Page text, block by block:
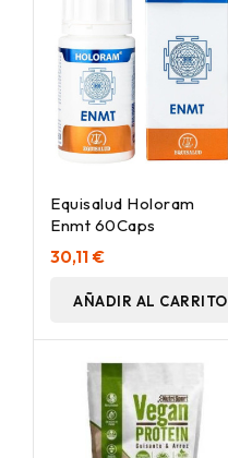
Equisalud Holoram
Enmt 60Caps
30,11 €
AÑADIR AL CARRITO